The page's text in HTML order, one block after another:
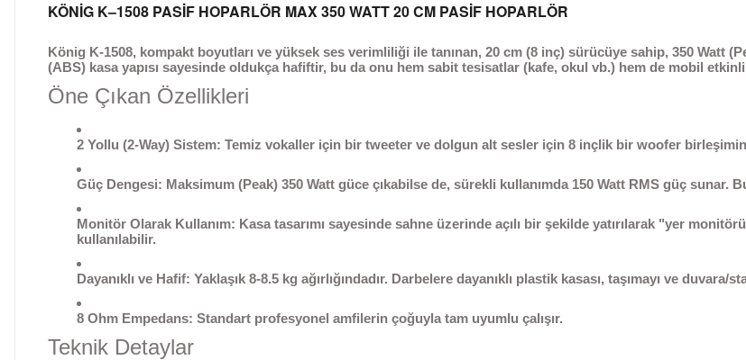
KÖNİG K–1508 PASİF HOPARLÖR MAX 350 WATT 20 CM PASİF HOPARLÖR
König K-1508, kompakt boyutları ve yüksek ses verimliliği ile tanınan, 20 cm (8 inç) sürücüye sahip, 350 Watt
(ABS) kasa yapısı sayesinde oldukça hafiftir, bu da onu hem sabit tesisatlar (kafe, okul vb.) hem de mobil
Öne Çıkan Özellikleri
2 Yollu (2-Way) Sistem: Temiz vokaller için bir tweeter ve dolgun alt sesler için 8 inçlik bir woofer
Güç Dengesi: Maksimum (Peak) 350 Watt güce çıkabilse de, sürekli kullanımda 150 Watt RMS güç sunar.
Monitör Olarak Kullanım: Kasa tasarımı sayesinde sahne üzerinde açılı bir şekilde yatırılarak "yer
kullanılabilir.
Dayanıklı ve Hafif: Yaklaşık 8-8.5 kg ağırlığındadır. Darbelere dayanıklı plastik kasası, taşımayı ve duvara/
8 Ohm Empedans: Standart profesyonel amfilerin çoğuyla tam uyumlu çalışır.
Teknik Detaylar